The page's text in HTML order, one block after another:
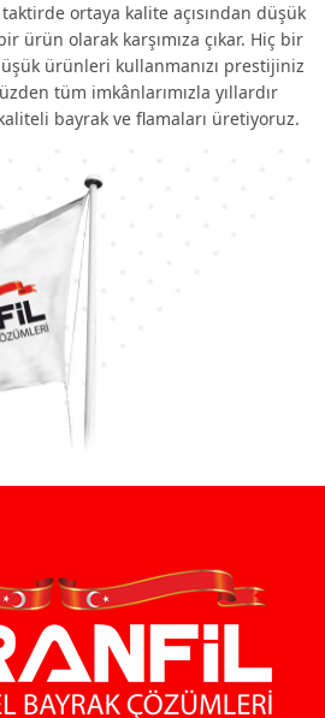
ortaya kalite açısından düşük
ürün olarak karşımıza çıkar. Hiç bir
ürünleri kullanmanızı prestijiniz
tüm imkânlarımızla yıllardır
bayrak ve flamaları üretiyoruz.